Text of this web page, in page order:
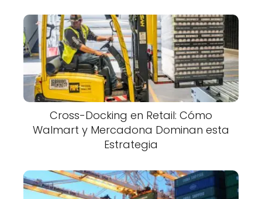
Cross-Docking en Retail: Cómo
Walmart y Mercadona Dominan esta
Estrategia